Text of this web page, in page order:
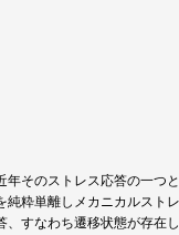
そのストレス応答の一つ
粋単離しメカニカルスト
すなわち遷移状態が存在